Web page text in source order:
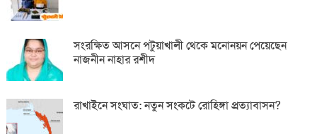
সংরক্ষিত আসনে পটুয়াখালী থেকে মনোনয়ন পেয়েছেন
নাজনীন নাহার রশীদ
রাখাইনে সংঘাত: নতুন সংকটে রোহিঙ্গা প্রত্যাবাসন?